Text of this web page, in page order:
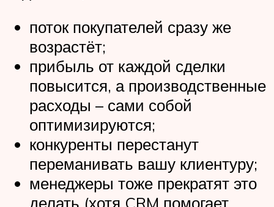
поток покупателей сразу же
возрастёт;
прибыль от каждой сделки
повысится, а производственные
расходы – сами собой
оптимизируются;
конкуренты перестанут
переманивать вашу клиентуру;
менеджеры тоже прекратят это
делать (хотя CRM помогает